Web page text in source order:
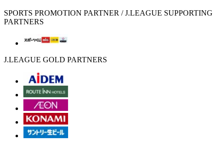
SPORTS PROMOTION PARTNER / J.LEAGUE SUPPORTING
PARTNERS
J.LEAGUE GOLD PARTNERS